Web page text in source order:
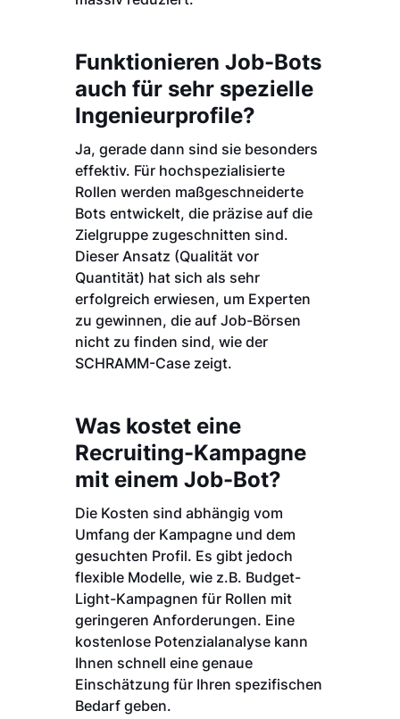
Funktionieren Job-Bots
auch für sehr spezielle
Ingenieurprofile?
Ja, gerade dann sind sie besonders
effektiv. Für hochspezialisierte
Rollen werden maßgeschneiderte
Bots entwickelt, die präzise auf die
Zielgruppe zugeschnitten sind.
Dieser Ansatz (Qualität vor
Quantität) hat sich als sehr
erfolgreich erwiesen, um Experten
zu gewinnen, die auf Job-Börsen
nicht zu finden sind, wie der
SCHRAMM-Case zeigt.
Was kostet eine
Recruiting-Kampagne
mit einem Job-Bot?
Die Kosten sind abhängig vom
Umfang der Kampagne und dem
gesuchten Profil. Es gibt jedoch
flexible Modelle, wie z.B. Budget-
Light-Kampagnen für Rollen mit
geringeren Anforderungen. Eine
kostenlose Potenzialanalyse kann
Ihnen schnell eine genaue
Einschätzung für Ihren spezifischen
Bedarf geben.